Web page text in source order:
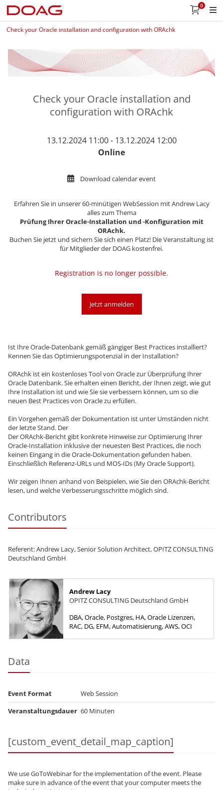
0
Check your Oracle installation and configuration with ORAchk
Check your Oracle installation and
configuration with ORAchk
13.12.2024 11:00 - 13.12.2024 12:00
Online
Download calendar event
Erfahren Sie in unserer 60-minütigen WebSession mit Andrew Lacy
alles zum Thema
Prüfung Ihrer Oracle-Installation und -Konfiguration mit
ORAchk.
Buchen Sie jetzt und sichern Sie sich einen Platz! Die Veranstaltung ist
für Mitglieder der DOAG kostenfrei.
Registration is no longer possible.
Jetzt anmelden
Ist Ihre Oracle-Datenbank gemäß gängiger Best Practices installiert?
Kennen Sie das Optimierungspotenzial in der Installation?
ORAchk ist ein kostenloses Tool von Oracle zur Überprüfung Ihrer
Oracle Datenbank. Sie erhalten einen Bericht, der Ihnen zeigt, wie gut
Ihre Installation ist und wie Sie sie verbessern können, um so die
neuen Best Practices von Oracle zu erfüllen.
Ein Vorgehen gemäß der Dokumentation ist unter Umständen nicht
der letzte Stand. Der
Der ORAchk-Bericht gibt konkrete Hinweise zur Optimierung Ihrer
Oracle-Installation inklusive der neuesten Best Practices, die noch
keinen Eingang in die Oracle-Dokumentation gefunden haben.
Einschließlich Referenz-URLs und MOS-IDs (My Oracle Support).
Wir zeigen Ihnen anhand von Beispielen, wie Sie den ORAchk-Bericht
lesen, und welche Verbesserungsschritte möglich sind.
Contributors
Referent: Andrew Lacy, Senior Solution Architect, OPITZ CONSULTING
Deutschland GmbH
Andrew Lacy
OPITZ CONSULTING Deutschland GmbH
DBA, Oracle, Postgres, HA, Oracle Lizenzen,
RAC, DG, EFM, Automatisierung, AWS, OCI
Data
Event Format
Web Session
Veranstaltungsdauer 60 Minuten
[custom_event_detail_map_caption]
We use GoToWebinar for the implementation of the event. Please
make sure in advance of the event that your computer meets the